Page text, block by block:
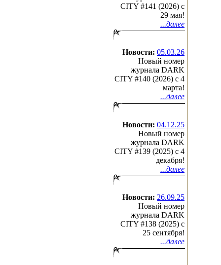
CITY #141 (2026) c
29 мая!
...далее
Новости: 05.03.26
Новый номер
журнала DARK
CITY #140 (2026) c 4
марта!
...далее
Новости: 04.12.25
Новый номер
журнала DARK
CITY #139 (2025) c 4
декабря!
...далее
Новости: 26.09.25
Новый номер
журнала DARK
CITY #138 (2025) c
25 сентября!
...далее